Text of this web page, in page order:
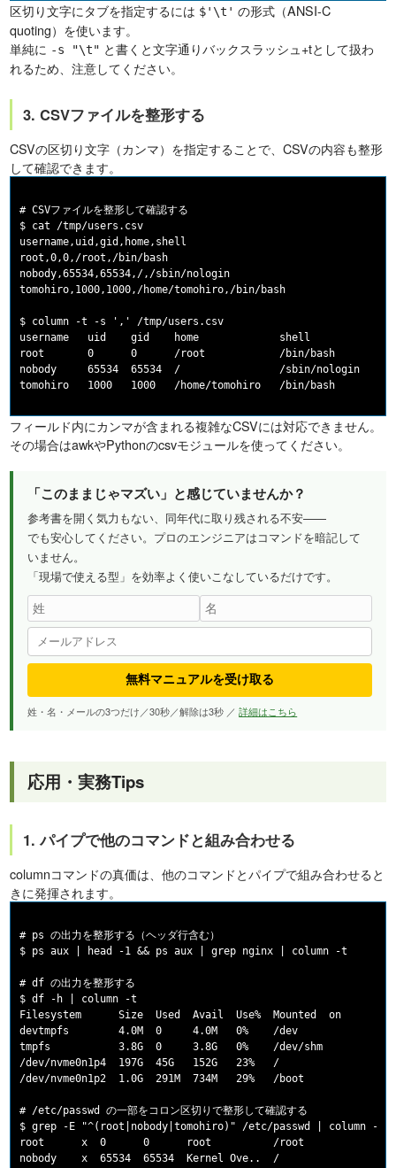
区切り文字にタブを指定するには $'\t' の形式（ANSI-C
quoting）を使います。
単純に -s "\t" と書くと文字通りバックスラッシュ+tとして扱わ
れるため、注意してください。
3. CSVファイルを整形する
CSVの区切り文字（カンマ）を指定することで、CSVの内容も整形
して確認できます。
# CSVファイルを整形して確認する
$ cat /tmp/users.csv
username,uid,gid,home,shell
root,0,0,/root,/bin/bash
nobody,65534,65534,/,/sbin/nologin
tomohiro,1000,1000,/home/tomohiro,/bin/bash
$ column -t -s ',' /tmp/users.csv
username   uid    gid    home             shell
root       0      0      /root            /bin/bash
nobody     65534  65534  /                /sbin/nologin
フィールド内にカンマが含まれる複雑なCSVには対応できません。
その場合はawkやPythonのcsvモジュールを使ってください。
「このままじゃマズい」と感じていませんか？
参考書を開く気力もない、同年代に取り残される不安——
でも安心してください。プロのエンジニアはコマンドを暗記して
いません。
「現場で使える型」を効率よく使いこなしているだけです。
無料マニュアルを受け取る
姓・名・メールの3つだけ／30秒／解除は3秒 ／詳細はこちら
応用・実務Tips
1. パイプで他のコマンドと組み合わせる
columnコマンドの真価は、他のコマンドとパイプで組み合わせると
きに発揮されます。
# ps の出力を整形する（ヘッダ行含む）
$ ps aux | head -1 && ps aux | grep nginx | column -t
# df の出力を整形する
$ df -h | column -t
Filesystem      Size  Used  Avail  Use%  Mounted  on
devtmpfs        4.0M  0     4.0M   0%    /dev
tmpfs           3.8G  0     3.8G   0%    /dev/shm
/dev/nvme0n1p4  197G  45G   152G   23%   /
/dev/nvme0n1p2  1.0G  291M  734M   29%   /boot
# /etc/passwd の一部をコロン区切りで整形して確認する
$ grep -E "^(root|nobody|tomohiro)" /etc/passwd | column
root      x  0      0      root          /root             /
nobody    x  65534  65534  Kernel Ove..  /                 /